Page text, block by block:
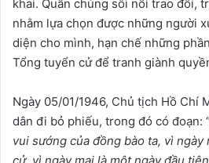
khai. Quần chúng sôi nổi trao đổi,
nhằm lựa chọn được những người
diện cho mình, hạn chế những
Tổng tuyển cử để tranh giành
Ngày 05/01/1946, Chủ tịch Hồ Chí
dân đi bỏ phiếu, trong đó có đoạn:
vui sướng của đồng bào ta, vì ngày
cử, vì ngày mai là một ngày đầu